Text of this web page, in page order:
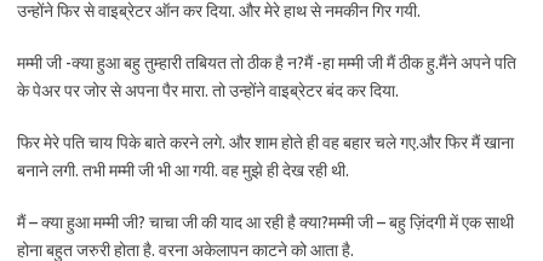
उन्होंने फिर से वाइब्रेटर ऑन कर दिया. और मेरे हाथ से नमकीन गिर गयी.
मम्मी जी -क्या हुआ बहु तुम्हारी तबियत तो ठीक है न?मैं -हा मम्मी जी मैं ठीक हु.मैंने अपने पति
के पेअर पर जोर से अपना पैर मारा. तो उन्होंने वाइब्रेटर बंद कर दिया.
फिर मेरे पति चाय पिके बाते करने लगे. और शाम होते ही वह बहार चले गए.और फिर मैं खाना
बनाने लगी. तभी मम्मी जी भी आ गयी. वह मुझे ही देख रही थी.
मैं – क्या हुआ मम्मी जी? चाचा जी की याद आ रही है क्या?मम्मी जी – बहु ज़िंदगी में एक साथी
होना बहुत जरुरी होता है. वरना अकेलापन काटने को आता है.